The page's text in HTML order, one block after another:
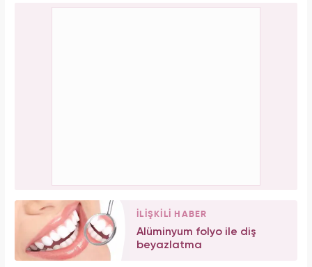
İLİŞKİLİ HABER
Alüminyum folyo ile diş
beyazlatma